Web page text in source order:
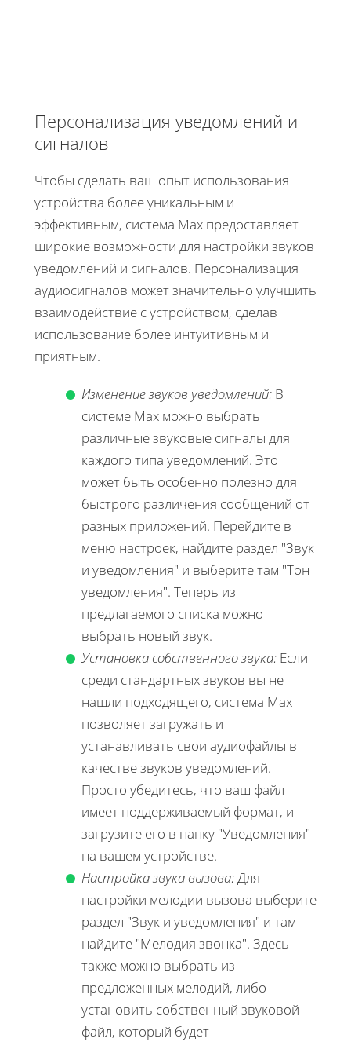
Персонализация уведомлений и
сигналов
Чтобы сделать ваш опыт использования
устройства более уникальным и
эффективным, система Max предоставляет
широкие возможности для настройки звуков
уведомлений и сигналов. Персонализация
аудиосигналов может значительно улучшить
взаимодействие с устройством, сделав
использование более интуитивным и
приятным.
Изменение звуков уведомлений: В
системе Max можно выбрать
различные звуковые сигналы для
каждого типа уведомлений. Это
может быть особенно полезно для
быстрого различения сообщений от
разных приложений. Перейдите в
меню настроек, найдите раздел "Звук
и уведомления" и выберите там "Тон
уведомления". Теперь из
предлагаемого списка можно
выбрать новый звук.
Установка собственного звука: Если
среди стандартных звуков вы не
нашли подходящего, система Max
позволяет загружать и
устанавливать свои аудиофайлы в
качестве звуков уведомлений.
Просто убедитесь, что ваш файл
имеет поддерживаемый формат, и
загрузите его в папку "Уведомления"
на вашем устройстве.
Настройка звука вызова:Для
настройки мелодии вызова выберите
раздел "Звук и уведомления" и там
найдите "Мелодия звонка". Здесь
также можно выбрать из
предложенных мелодий, либо
установить собственный звуковой
файл, который будет